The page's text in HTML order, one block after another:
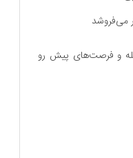
می‌فروشد
و فرصت‌های پیش رو